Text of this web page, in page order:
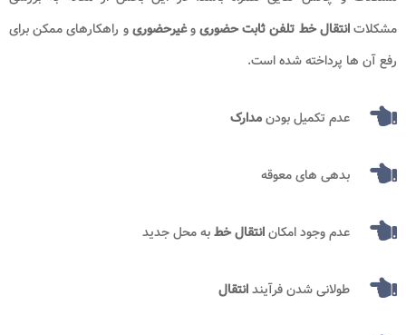
مشکلاتانتقال خط تلفن ثابت حضوریوغیرحضوریو راهکارهای ممکن برای
رفع آن‌ ها پرداخته شده است.
عدم تکمیل بودنمدارک
بدهی های معوقه
عدم وجود امکانانتقال خطبه محل جدید
طولانی شدن فرآیندانتقال